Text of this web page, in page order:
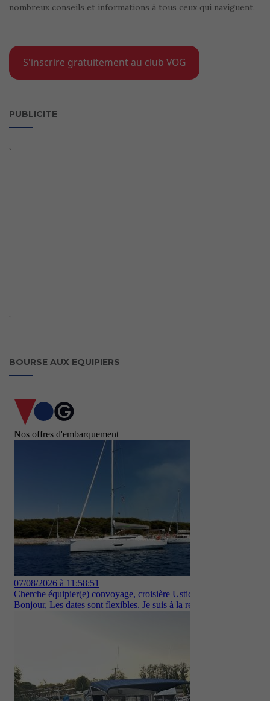
nombreux conseils et informations à tous ceux qui naviguent.
S'inscrire gratuitement au club VOG
PUBLICITE
`
`
BOURSE AUX EQUIPIERS